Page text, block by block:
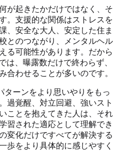
が起きたかだけではなく、そ
。支援的な関係はストレスを
、安全な大人、安定した住ま
とのつながり、メンタルヘル
る可能性があります。だから
は、曝露数だけで終わらず、
合わせることが多いのです。
ターンをより思いやりをもっ
過覚醒、対立回避、強いスト
ことを抱えてきた人は、それ
習された適応として理解でき
変化だけですべてが解決する
歩をより具体的に感じやすく